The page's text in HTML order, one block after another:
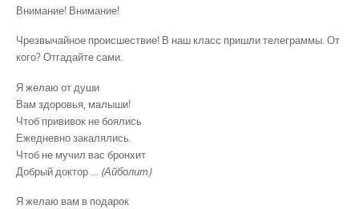
Внимание! Внимание!
Чрезвычайное происшествие! В наш класс пришли телеграммы. От
кого? Отгадайте сами.
Я желаю от души
Вам здоровья, малыши!
Чтоб прививок не боялись
Ежедневно закалялись.
Чтоб не мучил вас бронхит
Добрый доктор … (Айболит)
Я желаю вам в подарок